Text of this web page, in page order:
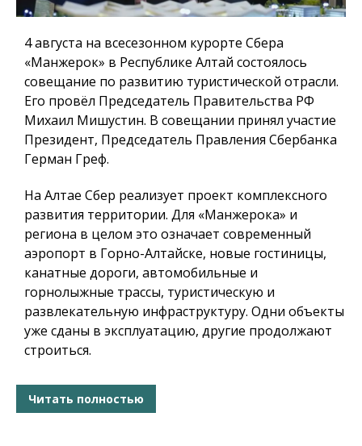
4 августа на всесезонном курорте Сбера
«Манжерок» в Республике Алтай состоялось
совещание по развитию туристической отрасли.
Его провёл Председатель Правительства РФ
Михаил Мишустин. В совещании принял участие
Президент, Председатель Правления Сбербанка
Герман Греф.
На Алтае Сбер реализует проект комплексного
развития территории. Для «Манжерока» и
региона в целом это означает современный
аэропорт в Горно-Алтайске, новые гостиницы,
канатные дороги, автомобильные и
горнолыжные трассы, туристическую и
развлекательную инфраструктуру. Одни объекты
уже сданы в эксплуатацию, другие продолжают
строиться.
Читать полностью